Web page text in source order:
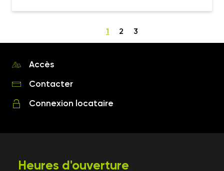
1 2 3
Accès
Contacter
Connexion locataire
Heures d'ouverture